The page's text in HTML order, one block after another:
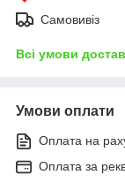
Самовивіз
Всі умови
Умови оплати
Оплата на
Оплата за